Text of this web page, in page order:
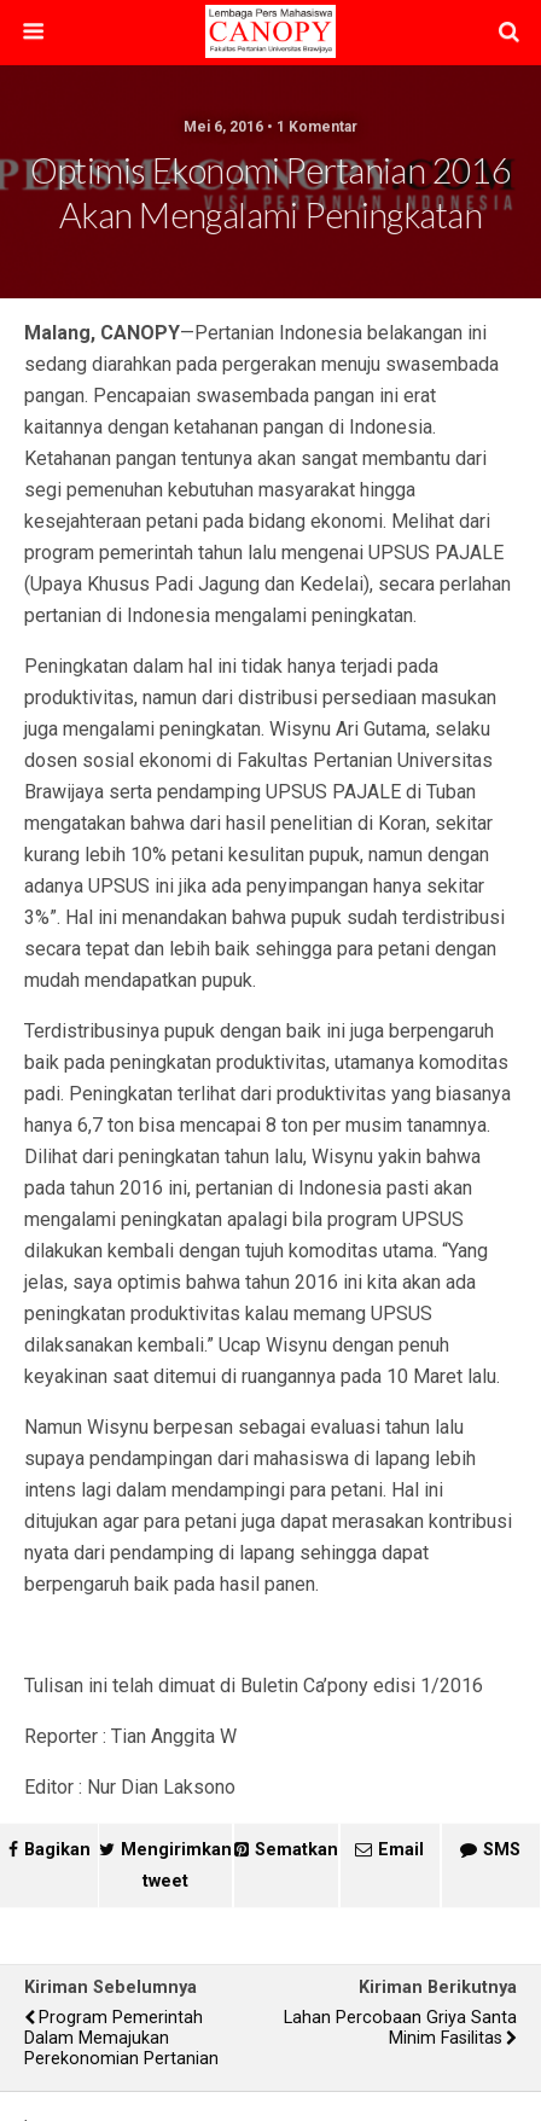
Mei 6, 2016 • 1 Komentar
Optimis Ekonomi Pertanian 2016
Akan Mengalami Peningkatan
Malang, CANOPY—Pertanian Indonesia belakangan ini
sedang diarahkan pada pergerakan menuju swasembada
pangan. Pencapaian swasembada pangan ini erat
kaitannya dengan ketahanan pangan di Indonesia.
Ketahanan pangan tentunya akan sangat membantu dari
segi pemenuhan kebutuhan masyarakat hingga
kesejahteraan petani pada bidang ekonomi. Melihat dari
program pemerintah tahun lalu mengenai UPSUS PAJALE
(Upaya Khusus Padi Jagung dan Kedelai), secara perlahan
pertanian di Indonesia mengalami peningkatan.
Peningkatan dalam hal ini tidak hanya terjadi pada
produktivitas, namun dari distribusi persediaan masukan
juga mengalami peningkatan. Wisynu Ari Gutama, selaku
dosen sosial ekonomi di Fakultas Pertanian Universitas
Brawijaya serta pendamping UPSUS PAJALE di Tuban
mengatakan bahwa dari hasil penelitian di Koran, sekitar
kurang lebih 10% petani kesulitan pupuk, namun dengan
adanya UPSUS ini jika ada penyimpangan hanya sekitar
3%”. Hal ini menandakan bahwa pupuk sudah terdistribusi
secara tepat dan lebih baik sehingga para petani dengan
mudah mendapatkan pupuk.
Terdistribusinya pupuk dengan baik ini juga berpengaruh
baik pada peningkatan produktivitas, utamanya komoditas
padi. Peningkatan terlihat dari produktivitas yang biasanya
hanya 6,7 ton bisa mencapai 8 ton per musim tanamnya.
Dilihat dari peningkatan tahun lalu, Wisynu yakin bahwa
pada tahun 2016 ini, pertanian di Indonesia pasti akan
mengalami peningkatan apalagi bila program UPSUS
dilakukan kembali dengan tujuh komoditas utama. “Yang
jelas, saya optimis bahwa tahun 2016 ini kita akan ada
peningkatan produktivitas kalau memang UPSUS
dilaksanakan kembali.” Ucap Wisynu dengan penuh
keyakinan saat ditemui di ruangannya pada 10 Maret lalu.
Namun Wisynu berpesan sebagai evaluasi tahun lalu
supaya pendampingan dari mahasiswa di lapang lebih
intens lagi dalam mendampingi para petani. Hal ini
ditujukan agar para petani juga dapat merasakan kontribusi
nyata dari pendamping di lapang sehingga dapat
berpengaruh baik pada hasil panen.
Tulisan ini telah dimuat di Buletin Ca’pony edisi 1/2016
Reporter : Tian Anggita W
Editor : Nur Dian Laksono
Bagikan
Mengirimkan
tweet
Sematkan Email SMS
Kiriman Sebelumnya
Program Pemerintah
Dalam Memajukan
Perekonomian Pertanian
Kiriman Berikutnya
Lahan Percobaan Griya Santa
Minim Fasilitas